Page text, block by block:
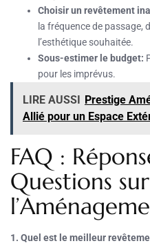
Choisir un revêtement
la fréquence de passage,
l’esthétique souhaitée.
Sous-estimer le budget:
pour les imprévus.
LIRE AUSSI
Prestige
Allié pour un Espace
FAQ :
Questions sur
1. Quel est le meilleur